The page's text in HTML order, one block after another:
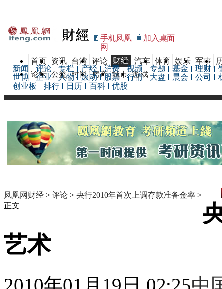
手机凤凰
网
加入桌面
首页 资讯 台湾 评论 财经 汽车 体育 娱乐 军事
论坛 公益 时尚 房产 城市 游戏
新闻 评论 专栏 产经 消费 视频 专题 基金 理财
世博
企业 人物 滚动 股票 行情 大盘 晨会 公司
创业板
排行 日历 百科 优股
凤凰网财经 > 评论 > 央行2010年首次上调存款准备金率 >
正文
艺术
2010年01月19日 02:25中